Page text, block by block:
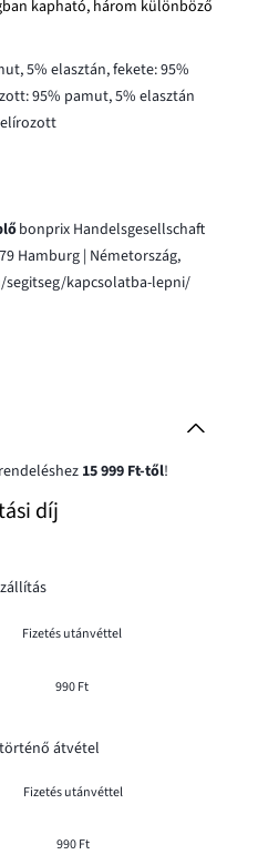
kapható, három különböző
5% elasztán, fekete: 95%
95% pamut, 5% elasztán
bonprix Handelsgesellschaft
Hamburg | Németország,
kapcsolatba-lepni/
15 999 Ft-től!
díj
Fizetés utánvéttel
990 Ft
átvétel
Fizetés utánvéttel
990 Ft